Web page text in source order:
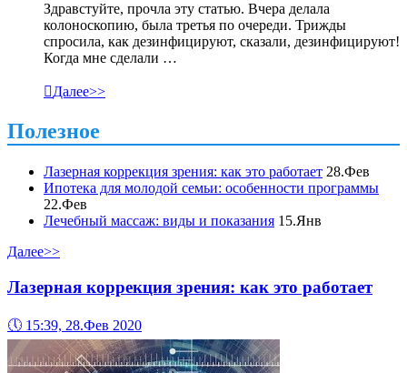
Здравстуйте, прочла эту статью. Вчера делала
колоноскопию, была третья по очереди. Трижды
спросила, как дезинфицируют, сказали, дезинфицируют!
Когда мне сделали …
Далее>>
Полезное
Лазерная коррекция зрения: как это работает 28.Фев
Ипотека для молодой семьи: особенности программы
22.Фев
Лечебный массаж: виды и показания 15.Янв
Далее>>
Лазерная коррекция зрения: как это работает
🕔 15:39, 28.Фев 2020